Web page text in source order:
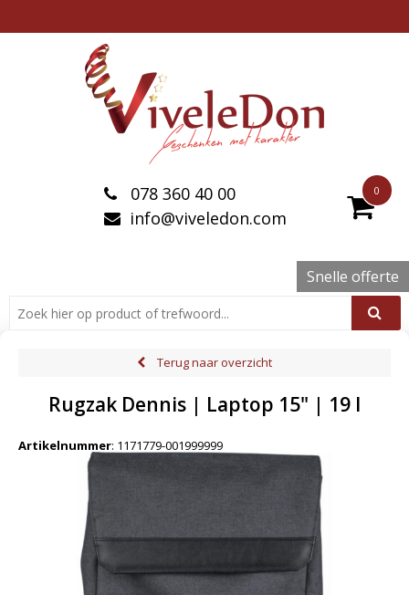
0
078 360 40 00
info@viveledon.com
Snelle offerte
Terug naar overzicht
Rugzak Dennis | Laptop 15" | 19 l
Artikelnummer: 1171779-001999999